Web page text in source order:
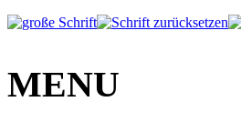
MENU